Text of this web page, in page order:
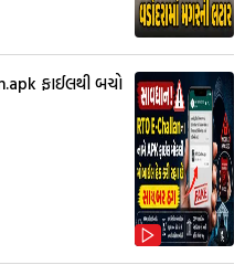
ફાઈલથી બચો